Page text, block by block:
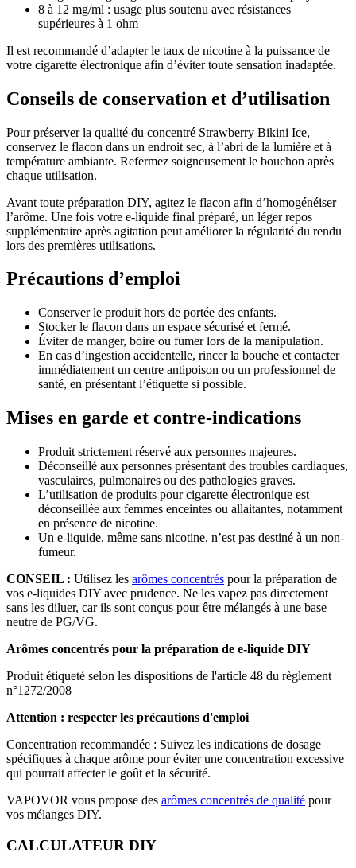
8 à 12 mg/ml : usage plus soutenu avec résistances
supérieures à 1 ohm
Il est recommandé d’adapter le taux de nicotine à la puissance de
votre cigarette électronique afin d’éviter toute sensation inadaptée.
Conseils de conservation et d’utilisation
Pour préserver la qualité du concentré Strawberry Bikini Ice,
conservez le flacon dans un endroit sec, à l’abri de la lumière et à
température ambiante. Refermez soigneusement le bouchon après
chaque utilisation.
Avant toute préparation DIY, agitez le flacon afin d’homogénéiser
l’arôme. Une fois votre e-liquide final préparé, un léger repos
supplémentaire après agitation peut améliorer la régularité du rendu
lors des premières utilisations.
Précautions d’emploi
Conserver le produit hors de portée des enfants.
Stocker le flacon dans un espace sécurisé et fermé.
Éviter de manger, boire ou fumer lors de la manipulation.
En cas d’ingestion accidentelle, rincer la bouche et contacter
immédiatement un centre antipoison ou un professionnel de
santé, en présentant l’étiquette si possible.
Mises en garde et contre-indications
Produit strictement réservé aux personnes majeures.
Déconseillé aux personnes présentant des troubles cardiaques,
vasculaires, pulmonaires ou des pathologies graves.
L’utilisation de produits pour cigarette électronique est
déconseillée aux femmes enceintes ou allaitantes, notamment
en présence de nicotine.
Un e-liquide, même sans nicotine, n’est pas destiné à un non-
fumeur.
CONSEIL : Utilisez les arômes concentrés pour la préparation de
vos e-liquides DIY avec prudence. Ne les vapez pas directement
sans les diluer, car ils sont conçus pour être mélangés à une base
neutre de PG/VG.
Arômes concentrés pour la préparation de e-liquide DIY
Produit étiqueté selon les dispositions de l'article 48 du règlement
n°1272/2008
Attention : respecter les précautions d'emploi
Concentration recommandée : Suivez les indications de dosage
spécifiques à chaque arôme pour éviter une concentration excessive
qui pourrait affecter le goût et la sécurité.
VAPOVOR vous propose des arômes concentrés de qualité pour
vos mélanges DIY.
CALCULATEUR DIY